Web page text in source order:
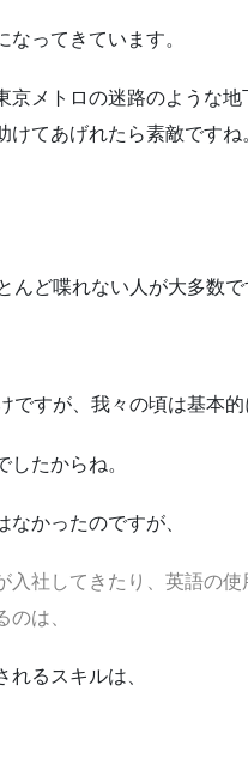
ってきています。
メトロの迷路のような地
てあげれたら素敵です
ど喋れない人が大多数で
ですが、我々の頃は基本
たからね。
かったのですが、
社してきたり、英語の使
は、
れるスキルは、